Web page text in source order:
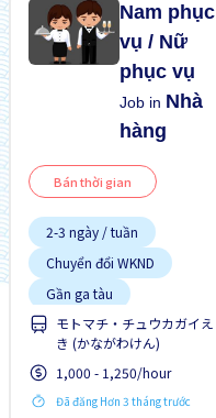
Nam phục
vụ / Nữ
phục vụ
Job in Nhà
hàng
Bán thời gian
2-3 ngày / tuần
Chuyển đổi WKND
Gần ga tàu
Giao dịch đã thanh toán
Vài giờ làm việc
モトマチ・チュウカガイえ
き (かながわけん)
1,000 - 1,250/hour
Đã đăng Hơn 3 tháng trước